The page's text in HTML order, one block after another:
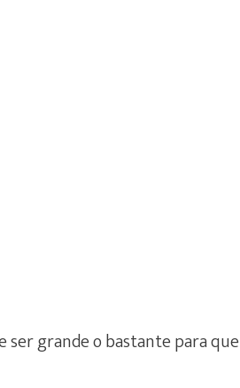
ser grande o bastante para que